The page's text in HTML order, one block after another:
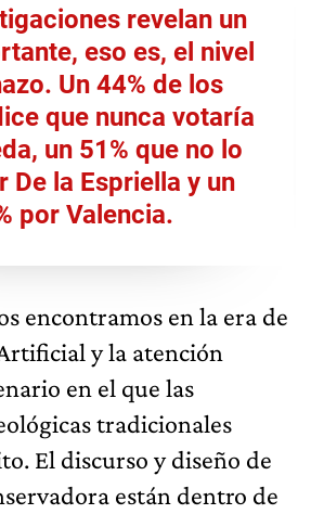
revelan un
eso es, el nivel
Un 44% de los
que nunca votaría
un 51% que no lo
De la Espriella y un
por Valencia.
encontramos en la era de
y la atención
en el que las
tradicionales
El discurso y diseño de
están dentro de